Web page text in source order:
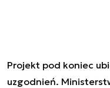
Projekt pod koniec
uzgodnień.